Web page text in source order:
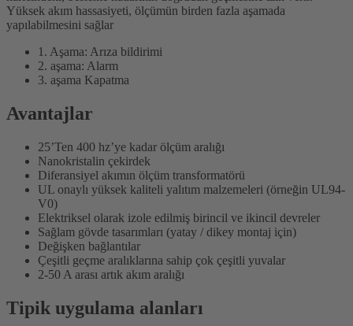
Yüksek akım hassasiyeti, ölçümün birden fazla aşamada
yapılabilmesini sağlar
1. Aşama: Arıza bildirimi
2. aşama: Alarm
3. aşama Kapatma
Avantajlar
25’Ten 400 hz’ye kadar ölçüm aralığı
Nanokristalin çekirdek
Diferansiyel akımın ölçüm transformatörü
UL onaylı yüksek kaliteli yalıtım malzemeleri (örneğin UL94-
V0)
Elektriksel olarak izole edilmiş birincil ve ikincil devreler
Sağlam gövde tasarımları (yatay / dikey montaj için)
Değişken bağlantılar
Çeşitli geçme aralıklarına sahip çok çeşitli yuvalar
2-50 A arası artık akım aralığı
Tipik uygulama alanları